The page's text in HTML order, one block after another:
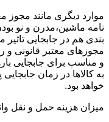
موارد دیگری مانند مجوز
نامه ماشین،مدرن و نو
بندی هم در جابجایی تاثیر
مجوزهای معتبر قانونی
و مناسب برای جابجایی
به کالاها در زمان
خواهد بود.
میزان هزینه حمل و نقل